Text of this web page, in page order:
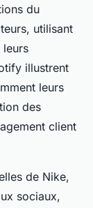
du
utilisant
leurs
illustrent
leurs
des
client
de Nike,
sociaux,